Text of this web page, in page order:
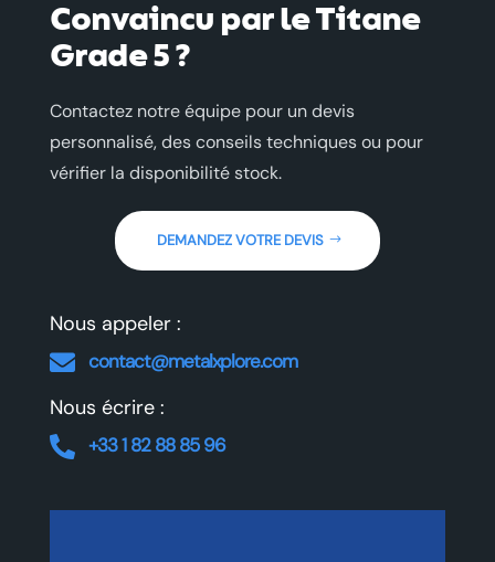
Convaincu par le Titane
Grade 5?
Contactez notre équipepour un devis
personnalisé, des conseils techniques ou pour
vérifier la disponibilité stock.
DEMANDEZ VOTRE DEVIS
Nous appeler :
 contact@metalxplore.com
Nous écrire :
 +33 1 82 88 85 96‬